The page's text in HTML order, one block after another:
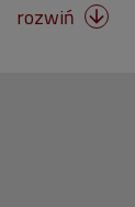
rozwiń 